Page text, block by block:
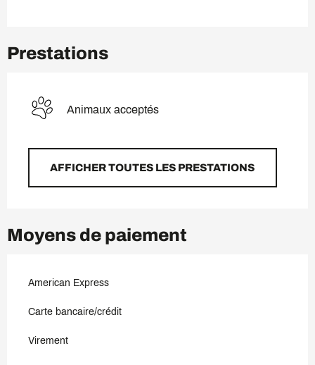
Prestations
Animaux acceptés
AFFICHER TOUTES LES PRESTATIONS
Moyens de paiement
American Express
Carte bancaire/crédit
Virement